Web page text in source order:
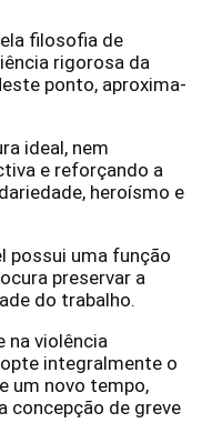
filosofia de
rigorosa da
ponto, aproxima-
ideal, nem
e reforçando a
heroísmo e
possui uma função
preservar a
do trabalho.
na violência
integralmente o
um novo tempo,
concepção de greve